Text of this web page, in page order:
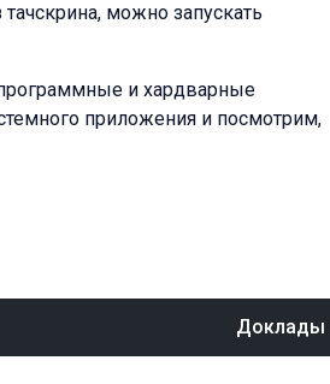
можно запускать
и хардварные
приложения и посмотрим,
Доклады